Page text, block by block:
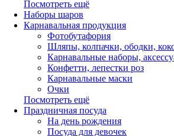
Посмотреть ещё
Наборы шаров
Карнавальная продукция
Фотобутафория
Шляпы, колпачки, ободки,
Карнавальные наборы,
Конфетти, лепестки роз
Карнавальные маски
Очки
Посмотреть ещё
Праздничная посуда
На день рождения
Посуда для девочек